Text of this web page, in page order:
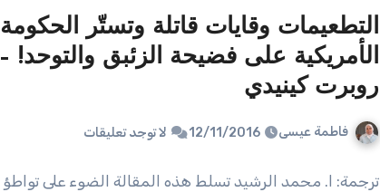
التطعيمات وقايات قاتلة وتستّر الحكومة
الأمريكية على فضيحة الزئبق والتوحد! –
روبرت كينيدي
فاطمة عيسى 12/11/2016 لا توجد تعليقات
ترجمة: ا. محمد الرشيد تسلط هذه المقالة الضوء على تواطؤ